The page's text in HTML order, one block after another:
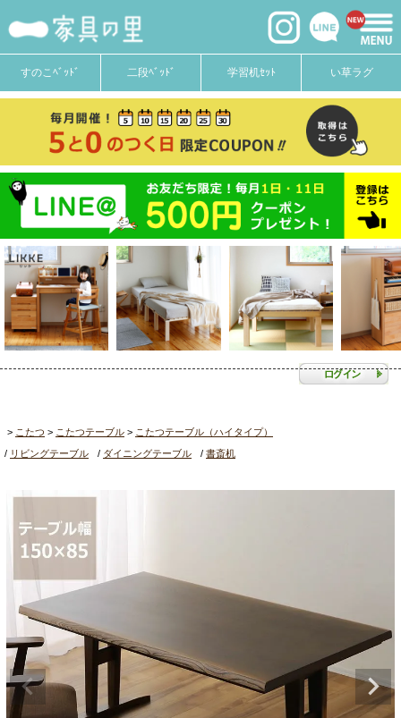
すのこﾍﾞｯﾄﾞ 二段ﾍﾞｯﾄﾞ 学習机ｾｯﾄ い草ラグ
こたつ こたつテーブル
こたつテーブル（ハイタイプ）
リビングテーブル
ダイニングテーブル 書斎机